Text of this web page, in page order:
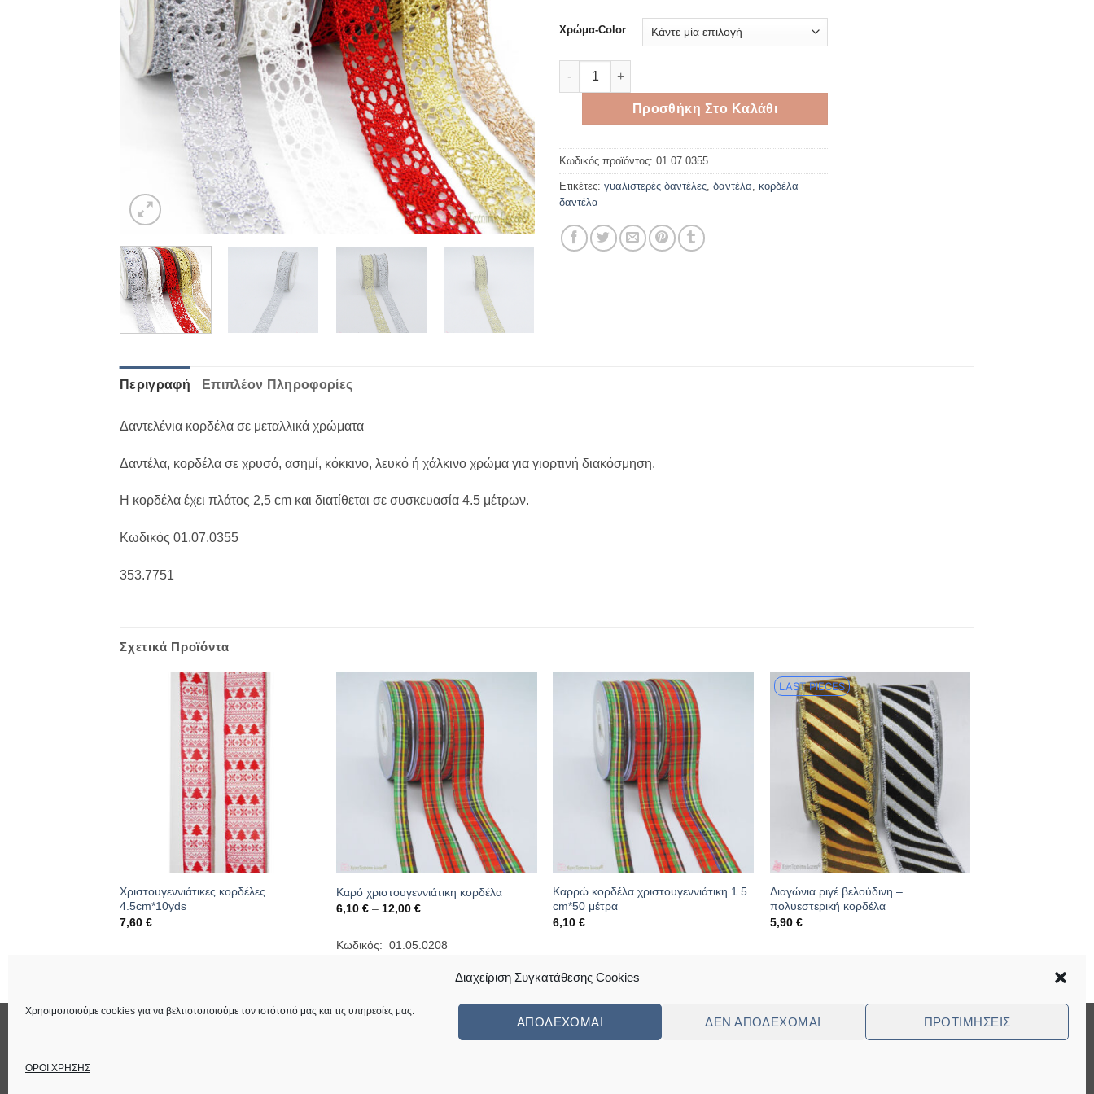
Διαχείριση Συγκατάθεσης Cookies
Χρησιμοποιούμε cookies για να βελτιστοποιούμε τον ιστότοπό μας και τις υπηρεσίες μας.
ΑΠΟΔΈΧΟΜΑΙ ΔΕΝ ΑΠΟΔΈΧΟΜΑΙ ΠΡΟΤΙΜΉΣΕΙΣ
ΟΡΟΙ ΧΡΗΣΗΣ
Χρώμα-Color
Δαντελένια κορδέλα σε μεταλλικά χρώματα ποσότητα
Προσθήκη Στο Καλάθι
Κωδικός προϊόντος: 01.07.0355
Ετικέτες: γυαλιστερές δαντέλες δαντέλα κορδέλα
δαντέλα
Περιγραφή Επιπλέον Πληροφορίες
Δαντελένια κορδέλα σε μεταλλικά χρώματα
Δαντέλα, κορδέλα σε χρυσό, ασημί, κόκκινο, λευκό ή χάλκινο χρώμα για γιορτινή διακόσμηση.
Η κορδέλα έχει πλάτος 2,5 cm και διατίθεται σε συσκευασία 4.5 μέτρων.
Κωδικός 01.07.0355
353.7751
Σχετικά Προϊόντα
Χριστουγεννιάτικες κορδέλες
4.5cm*10yds
7,60 €
Καρό χριστουγεννιάτικη κορδέλα
6,10€ – 12,00€Price
through
12,00 €
Κωδικός: 01.05.0208
Καρρώ κορδέλα χριστουγεννιάτικη 1.5
cm*50 μέτρα
6,10€
LAST PIECES
Διαγώνια ριγέ βελούδινη –
πολυεστερική κορδέλα
5,90 €
Visa
Bank
Cash